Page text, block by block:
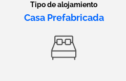
Tipo de alojamiento
Casa Prefabricada